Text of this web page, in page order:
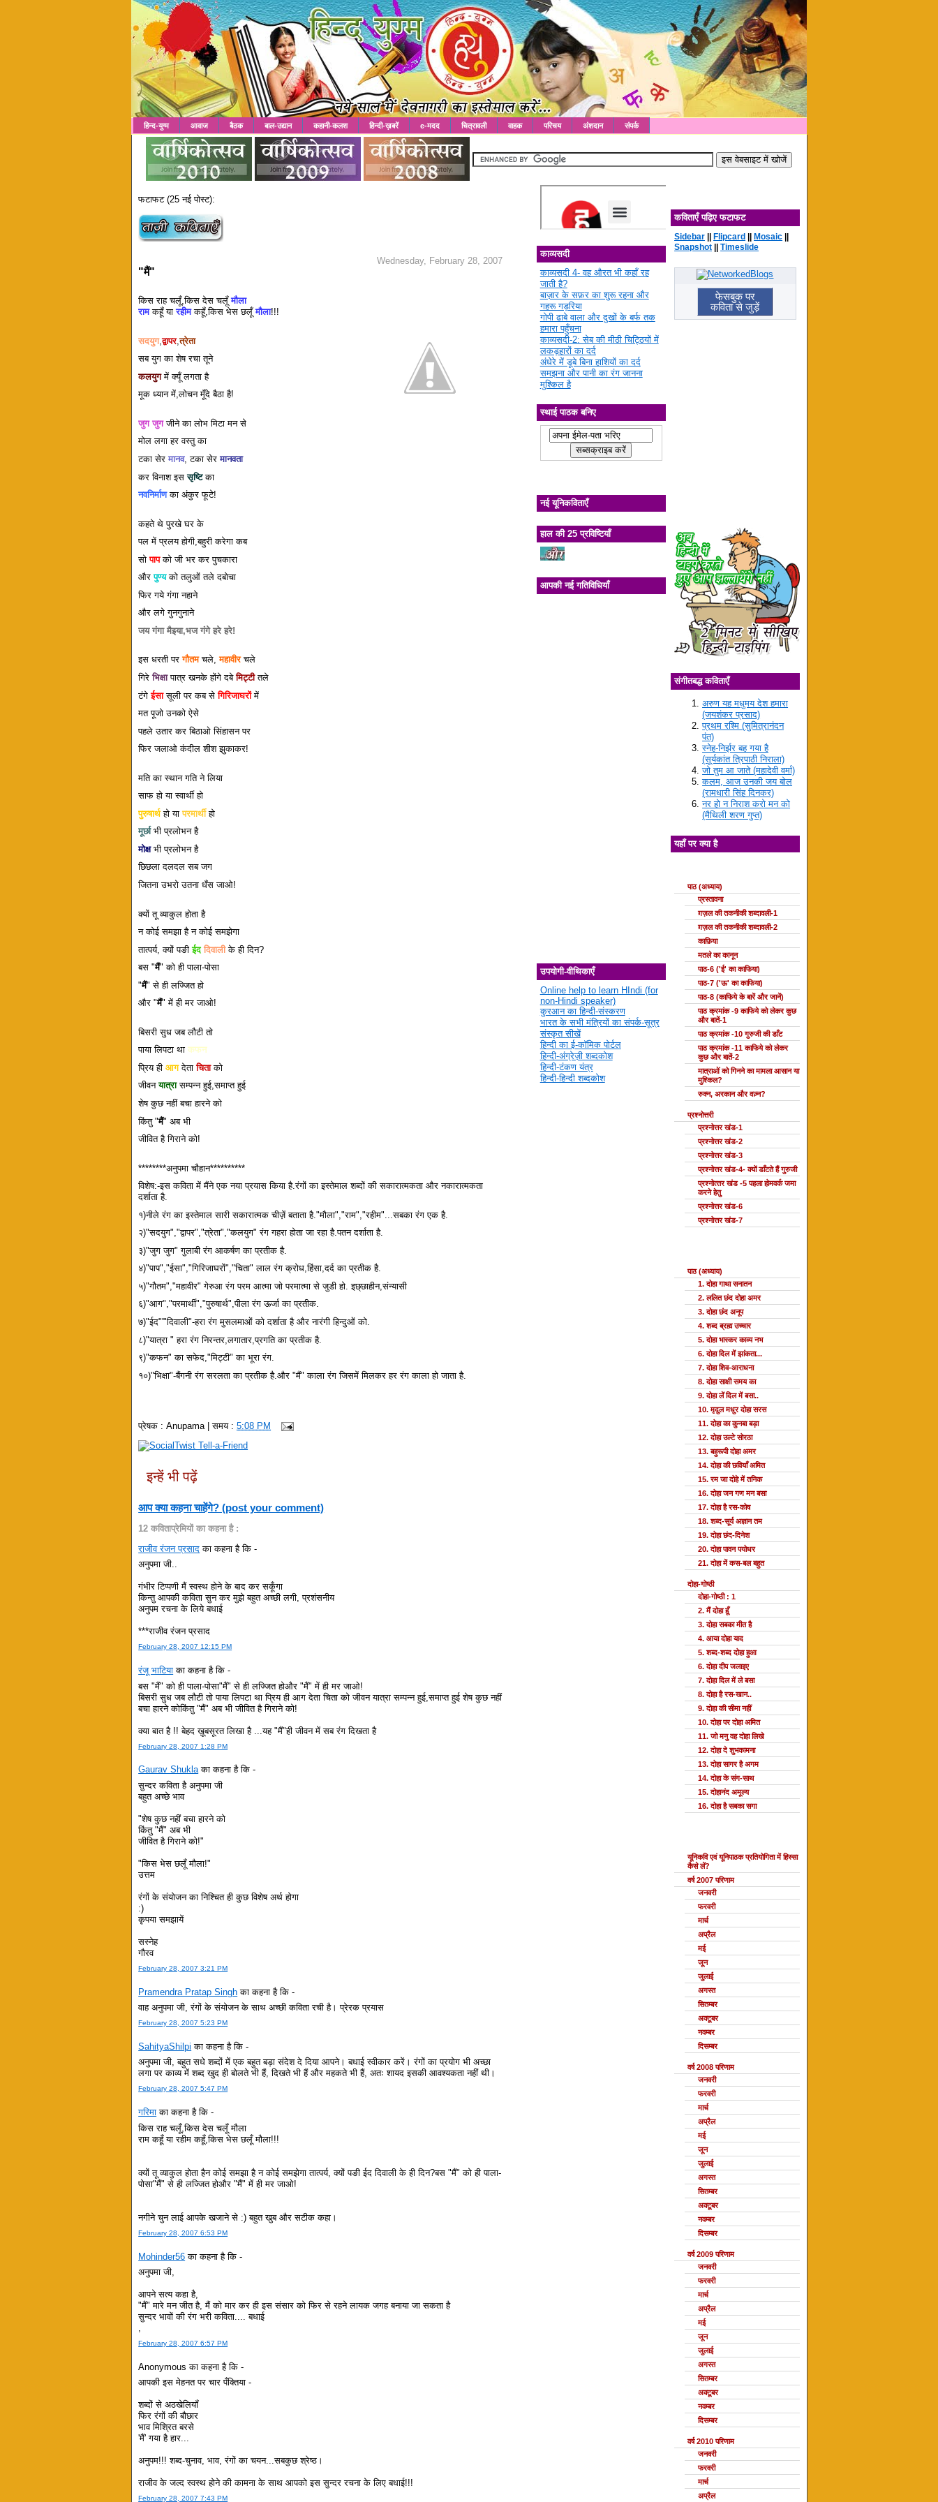
हिन्द-युग्म आवाज बैठक बाल-उद्यान कहानी-कलश हिन्दी-ख़बरें e-मदद चित्रावली वाहक परिचय अंशदान संपर्क
फटाफट (25 नई पोस्ट):
Wednesday, February 28, 2007
"मैं"
किस राह चलूँ,किस देस चलूँमौला
रामकहूँ यारहीमकहूँ,किस भेस छलूँमौला!!!
सदयुग,द्वापर,त्रेता
सब युग का शेष रचा तूने
कलयुगमें क्यूँ लगता है
मूक ध्यान में,लोचन मूँदे बैठा है!
जुग जुगजीने का लोभ मिटा मन से
मोल लगा हर वस्तु का
टका सेरमानव, टका सेरमानवता
कर विनाश इससृष्टिका
नवनिर्माणका अंकुर फूटे!
कहते थे पुरखे घर के
पल में प्रलय होगी,बहुरी करेगा कब
सोपापको जी भर कर पुचकारा
औरपुण्यको तलुओं तले दबोचा
फिर गये गंगा नहाने
और लगे गुनगुनाने
जय गंगा मैइया,भज गंगे हरे हरे!
इस धरती परगौतमचले,महावीरचले
गिरेभिक्षापात्र खनके होंगे दबेमिट्टीतले
टंगेईसासूली पर कब सेगिरिजाघरोंमें
मत पूजो उनको ऐसे
पहले उतार कर बिठाओ सिंहासन पर
फिर जलाओ कंदील शीश झुकाकर!
मति का स्थान गति ने लिया
साफ हो या स्वार्थी हो
पुरुषार्थ हो यापरमार्थीहो
मूर्छाभी प्रलोभन है
मोक्षभी प्रलोभन है
छिछला दलदल सब जग
जितना उभरो उतना धँस जाओ!
क्यों तू व्याकुल होता है
न कोई समझा है न कोई समझेगा
तात्पर्य, क्यों पङीईद दिवालीके ही दिन?
बस "मैं" को ही पाला-पोसा
"मैं" से ही लज्जित हो
और "मैं" में ही मर जाओ!
बिसरी सुध जब लौटी तो
पाया लिपटा थाकफन
प्रिय हीआगदेताचिताको
जीवनयात्रा सम्पन्न हुई,समाप्त हुई
शेष कुछ नहीं बचा हारने को
किंतु "मैं" अब भी
जीवित है गिराने को!
********अनुपमा चौहान**********
विशेष:-इस कविता में मैंने एक नया प्रयास किया है.रंगों का इस्तेमाल शब्दों की सकारात्मकता और नकारात्मकता
दर्शाता है.
१)नीले रंग का इस्तेमाल सारी सकारात्मक चीज़ें बताता है."मौला","राम","रहीम"...सबका रंग एक है.
२)"सदयुग","द्वापर","त्रेता","कलयुग" रंग गहरा होता जा रहा है.पतन दर्शाता है.
३)"जुग जुग" गुलाबी रंग आकर्षण का प्रतीक है.
४)"पाप","ईसा","गिरिजाघरों","चिता" लाल रंग क्रोध,हिंसा,दर्द का प्रतीक है.
५)"गौतम","महावीर" गेरुआ रंग परम आत्मा जो परमात्मा से जुडी हो. इछ्छाहीन,संन्यासी
६)"आग","परमार्थी","पुरुषार्थ",पीला रंग ऊर्जा का प्रतीक.
७)"ईद"'"दिवाली"-हरा रंग मुसलमाओं को दर्शाता है और नारंगी हिन्दुओं को.
८)"यात्रा " हरा रंग निरन्तर,लगातार,प्रगति का प्रतीक है.
९)"कफन" का सफेद,"मिट्टी" का भूरा रंग.
१०)"भिक्षा"-बैंगनी रंग सरलता का प्रतीक है.और "मैं" काला रंग जिसमें मिलकर हर रंग काला हो जाता है.
प्रेषक :Anupama | समय :5:08 PM
इन्हें भी पढ़ें
आप क्या कहना चाहेंगे? (post your comment)
12 कविताप्रेमियों का कहना है :
राजीव रंजन प्रसाद का कहना है कि -
अनुपमा जी..
गंभीर टिप्पणी मैं स्वस्थ होने के बाद कर सकूँगा
किन्तु आपकी कविता सुन कर मुझे बहुत अच्छी लगी, प्रशंसनीय
अनुपम रचना के लिये बधाई
***राजीव रंजन प्रसाद
February 28, 2007 12:15 PM
रंजू भाटिया का कहना है कि -
बस "मैं" को ही पाला-पोसा"मैं" से ही लज्जित होऔर "मैं" में ही मर जाओ!
बिसरी सुध जब लौटी तो पाया लिपटा था प्रिय ही आग देता चिता को जीवन यात्रा सम्पन्न हुई,समाप्त हुई शेष कुछ नहीं
बचा हारने कोकिंतु "मैं" अब भी जीवित है गिराने को!
क्या बात है !! बेहद ख़ूबसूरत लिखा है ...यह "मैं"ही जीवन में सब रंग दिखता है
February 28, 2007 1:28 PM
Gaurav Shuklaका कहना है कि -
सुन्दर कविता है अनुपमा जी
बहुत अच्छे भाव
"शेष कुछ नहीं बचा हारने को
किंतु "मैं" अब भी
जीवित है गिराने को!"
"किस भेस छलूँ मौला!"
उत्तम
रंगों के संयोजन का निश्चित ही कुछ विशेष अर्थ होगा
:)
कृपया समझायें
सस्नेह
गौरव
February 28, 2007 3:21 PM
Pramendra Pratap Singh का कहना है कि -
वाह अनुपमा जी, रंगों के संयोजन के साथ अच्‍छी कविता रची है। प्रेरक प्रयास
February 28, 2007 5:23 PM
SahityaShilpi का कहना है कि -
अनुपमा जी, बहुत सधे शब्दों में एक बहुत बड़ा संदेश दे दिया आपने। बधाई स्वीकार करें। रंगों का प्रयोग भी अच्छा
लगा पर काव्य में शब्द खुद ही बोलते भी हैं, दिखते भी हैं और महकते भी हैं, अतः शायद इसकी आवश्यकता नहीं थी।
February 28, 2007 5:47 PM
गरिमा का कहना है कि -
किस राह चलूँ,किस देस चलूँ मौला
राम कहूँ या रहीम कहूँ,किस भेस छलूँ मौला!!!
क्यों तू व्याकुल होता हैन कोई समझा है न कोई समझेगा तात्पर्य, क्यों पङी ईद दिवाली के ही दिन?बस "मैं" को ही पाला-
पोसा"मैं" से ही लज्जित होऔर "मैं" में ही मर जाओ!
नगीने चुन लाई आपके खजाने से :) बहुत खुब और सटीक कहा।
February 28, 2007 6:53 PM
Mohinder56 का कहना है कि -
अनुपमा जी,
आपने सत्य कहा है,
"मैं" मारे मन जीत है, मैं को मार कर ही इस संसार को फिर से रहने लायक जगह बनाया जा सकता है
सुन्दर भावों की रंग भरी कविता.... बधाई
,
February 28, 2007 6:57 PM
Anonymous का कहना है कि -
आपकी इस मेहनत पर चार पँक्तिया -
शब्दों से अठखेलियाँ
फिर रंगों की बौछार
भाव मिश्रित बरसे
'मैं' गया है हार...
अनुपम!!! शब्द-चुनाव, भाव, रंगों का चयन...सबकुछ श्रेष्ठ।
राजीव के जल्द स्वस्थ होने की कामना के साथ आपको इस सुन्दर रचना के लिए बधाई!!!
February 28, 2007 7:43 PM
काव्यसदी
काव्यसदी 4- वह औरत भी कहाँ रह
जाती है?
बाज़ार के सफ़र का शुरू रहना और
गहरू गड़रिया
गोपी ढाबे वाला और दुखों के बर्फ तक
हमारा पहुँचना
काव्यसदी-2: सेब की मीठी चिट्ठियों में
लकड़हारों का दर्द
अंधेरे में डूबे बिना हाशियों का दर्द
समझना और पानी का रंग जानना
मुश्किल है
स्थाई पाठक बनिए
नई यूनिकविताएँ
हाल की 25 प्रविष्टियाँ
आपकी नई गतिविधियाँ
उपयोगी-वीथिकाएँ
Online help to learn HIndi (for
non-Hindi speaker)
कुरआन का हिन्दी-संस्करण
भारत के सभी मंत्रियों का संपर्क-सूत्र
संस्कृत सीखें
हिन्दी का ई-कॉमिक पोर्टल
हिन्दी-अंग्रेज़ी शब्दकोश
हिन्दी-टंकण यंत्र
हिन्दी-हिन्दी शब्दकोश
कविताएँ पढ़िए फटाफट
Sidebar ||Flipcard ||Mosaic ||
Snapshot ||Timeslide
फेसबुक पर
कविता से जुड़ें
संगीतबद्ध कविताएँ
अरुण यह मधुमय देश हमारा
(जयशंकर प्रसाद)
प्रथम रश्मि (सुमित्रानंदन
पंत)
स्नेह-निर्झर बह गया है
(सूर्यकांत त्रिपाठी निराला)
जो तुम आ जाते (महादेवी वर्मा)
कलम, आज उनकी जय बोल
(रामधारी सिंह दिनकर)
नर हो न निराश करो मन को
(मैथिली शरण गुप्त)
यहाँ पर क्या है
पाठ (अध्याय)
प्रस्तावना
ग़ज़ल की तकनीकी शब्दावली-1
ग़ज़ल की तकनीकी शब्दावली-2
काफ़िया
मतले का कानून
पाठ-6 ('ई' का काफिया)
पाठ-7 ('ऊ' का काफिया)
पाठ-8 (काफिये के बारें और जानें)
पाठ क्रमांक -9 काफिये को लेकर कुछ
और बातें-1
पाठ क्रमांक -10 गुरुजी की डाँट
पाठ क्रमांक -11 काफिये को लेकर
कुछ और बातें-2
मात्राओं को गिनने का मामला आसान या
मुश्किल?
रुक्न, अरकान और वज़्न?
प्रश्नोत्तरी
प्रश्नोत्तर खंड-1
प्रश्नोत्तर खंड-2
प्रश्नोत्तर खंड-3
प्रश्नोत्तर खंड-4- क्यों डाँटते हैं गुरुजी
प्रश्‍नोत्‍तर खंड -5 पहला होमवर्क जमा
करने हेतु
प्रश्नोत्तर खंड-6
प्रश्नोत्तर खंड-7
पाठ (अध्याय)
1. दोहा गाथा सनातन
2. ललित छंद दोहा अमर
3. दोहा छंद अनूप
4. शब्द ब्रह्म उच्चार
5. दोहा भास्कर काव्य नभ
6. दोहा दिल में झांकता...
7. दोहा शिव-आराधना
8. दोहा साक्षी समय का
9. दोहा लें दिल में बसा..
10. मृदुल मधुर दोहा सरस
11. दोहा का कुनबा बड़ा
12. दोहा उल्टे सोरठा
13. बहुरूपी दोहा अमर
14. दोहा की छवियाँ अमित
15. रम जा दोहे में तनिक
16. दोहा जन गण मन बसा
17. दोहा है रस-कोष
18. शब्द-सूर्य अज्ञान तम
19. दोहा छंद-दिनेश
20. दोहा पावन पयोधर
21. दोहा में कस-बल बहुत
दोहा-गोष्ठी
दोहा-गोष्ठी : 1
2. मैं दोहा हूँ
3. दोहा सबका मीत है
4. आया दोहा याद
5. शब्द-शब्द दोहा हुआ
6. दोहा दीप जलाइए
7. दोहा दिल में ले बसा
8. दोहा है रस-खान..
9. दोहा की सीमा नहीं
10. दोहा पर दोहा अमित
11. जो मनु वह दोहा लिखे
12. दोहा दे शुभकामना
13. दोहा सागर है अगम
14. दोहा के संग-साथ
15. दोहानंद अमूल्य
16. दोहा है सबका सगा
यूनिकवि एवं यूनिपाठक प्रतियोगिता में हिस्सा
कैसे लें?
वर्ष 2007 परिणाम
जनवरी
फरवरी
मार्च
अप्रैल
मई
जून
जुलाई
अगस्त
सितम्बर
अक्टूबर
नवम्बर
दिसम्बर
वर्ष 2008 परिणाम
जनवरी
फरवरी
मार्च
अप्रैल
मई
जून
जुलाई
अगस्त
सितम्बर
अक्टूबर
नवम्बर
दिसम्बर
वर्ष 2009 परिणाम
जनवरी
फरवरी
मार्च
अप्रैल
मई
जून
जुलाई
अगस्त
सितम्बर
अक्टूबर
नवम्बर
दिसम्बर
वर्ष 2010 परिणाम
जनवरी
फरवरी
मार्च
अप्रैल